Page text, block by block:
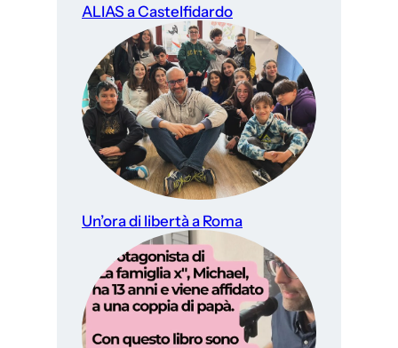
ALIAS a Castelfidardo
Un’ora di libertà a Roma